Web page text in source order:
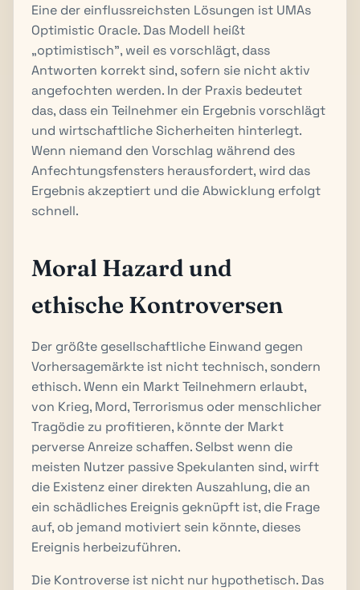
Eine der einflussreichsten Lösungen ist UMAs
Optimistic Oracle. Das Modell heißt
„optimistisch", weil es vorschlägt, dass
Antworten korrekt sind, sofern sie nicht aktiv
angefochten werden. In der Praxis bedeutet
das, dass ein Teilnehmer ein Ergebnis vorschlägt
und wirtschaftliche Sicherheiten hinterlegt.
Wenn niemand den Vorschlag während des
Anfechtungsfensters herausfordert, wird das
Ergebnis akzeptiert und die Abwicklung erfolgt
schnell.
Moral Hazard und
ethische Kontroversen
Der größte gesellschaftliche Einwand gegen
Vorhersagemärkte ist nicht technisch, sondern
ethisch. Wenn ein Markt Teilnehmern erlaubt,
von Krieg, Mord, Terrorismus oder menschlicher
Tragödie zu profitieren, könnte der Markt
perverse Anreize schaffen. Selbst wenn die
meisten Nutzer passive Spekulanten sind, wirft
die Existenz einer direkten Auszahlung, die an
ein schädliches Ereignis geknüpft ist, die Frage
auf, ob jemand motiviert sein könnte, dieses
Ereignis herbeizuführen.
Die Kontroverse ist nicht nur hypothetisch. Das